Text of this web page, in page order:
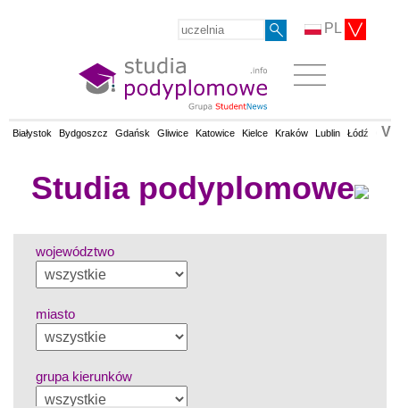
PL
Białystok Bydgoszcz Gdańsk Gliwice Katowice Kielce Kraków Lublin Łódź V
Studia podyplomowe
województwo
miasto
grupa kierunków